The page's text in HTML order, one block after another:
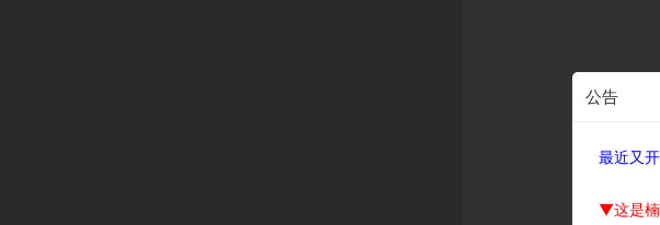
公告
最近又
▼这是楠